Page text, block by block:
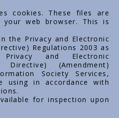
cookies. These files are
web browser. This is
the Privacy and Electronic
Regulations 2003 as
and Electronic
Directive) (Amendment)
Society Services,
using in accordance with
for inspection upon